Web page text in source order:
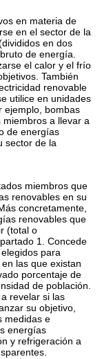
en materia de
en el sector de la
en dos
de energía.
el calor y el frío
También
renovable
utilice en unidades
ejemplo, bombas
miembros a llevar a
de energías
sector de la
miembros que
renovables en su
concretamente,
renovables que
(total o
1. Concede
para
las que existan
porcentaje de
de población.
revelar si las
su objetivo,
medidas e
energías
y refrigeración a